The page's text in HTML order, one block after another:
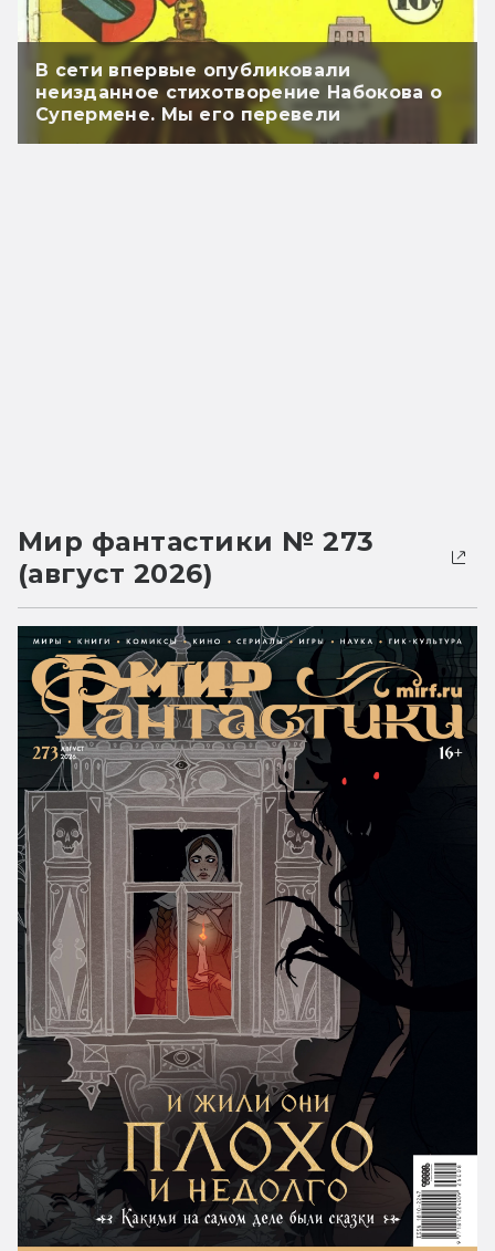
В сети впервые опубликовали
неизданное стихотворение Набокова о
Супермене. Мы его перевели
Мир фантастики № 273
(август 2026)